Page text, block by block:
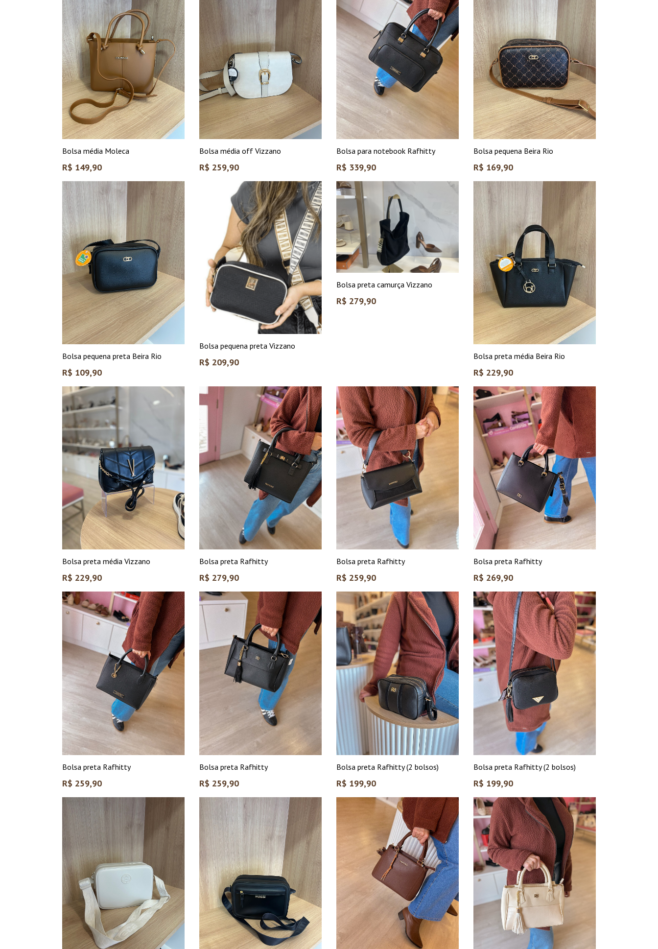
Bolsa média Moleca
Preço
R$ 149,90
Bolsa média off Vizzano
Preço
R$ 259,90
Bolsa para notebook Rafhitty
Preço
R$ 339,90
Bolsa pequena Beira Rio
Preço
R$ 169,90
Bolsa pequena preta Beira Rio
Preço
R$ 109,90
Bolsa pequena preta Vizzano
Preço
R$ 209,90
Bolsa preta camurça Vizzano
Preço
R$ 279,90
Bolsa preta média Beira Rio
Preço
R$ 229,90
Bolsa preta média Vizzano
Preço
R$ 229,90
Bolsa preta Rafhitty
Preço
R$ 279,90
Bolsa preta Rafhitty
Preço
R$ 259,90
Bolsa preta Rafhitty
Preço
R$ 269,90
Bolsa preta Rafhitty
Preço
R$ 259,90
Bolsa preta Rafhitty
Preço
R$ 259,90
Bolsa preta Rafhitty (2 bolsos)
Preço
R$ 199,90
Bolsa preta Rafhitty (2 bolsos)
Preço
R$ 199,90